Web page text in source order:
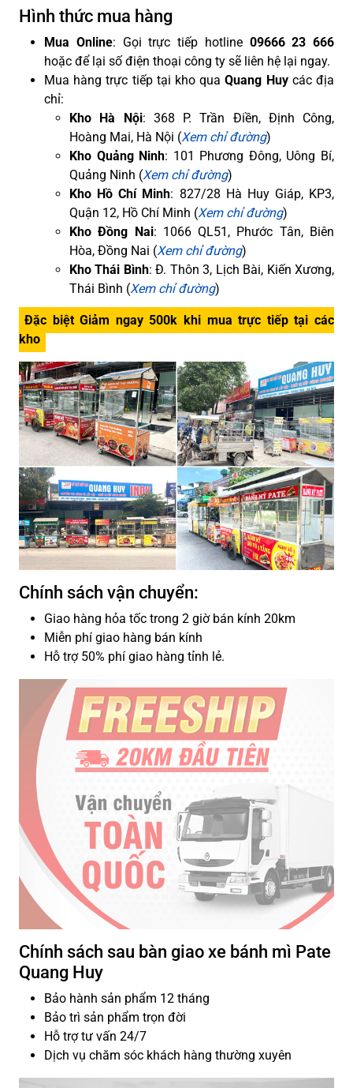
Hình thức mua hàng
Mua Online: Gọi trực tiếp hotline 09666 23 666
hoặc để lại số điện thoại công ty sẽ liên hệ lại ngay.
Mua hàng trực tiếp tại kho quaQuang Huycác địa
chỉ:
Kho Hà Nội: 368 P. Trần Điền, Định Công,
Hoàng Mai, Hà Nội (Xem chỉ đường)
Kho Quảng Ninh: 101 Phương Đông, Uông Bí,
Quảng Ninh (Xem chỉ đường)
Kho Hồ Chí Minh: 827/28 Hà Huy Giáp, KP3,
Quận 12, Hồ Chí Minh (Xem chỉ đường)
Kho Đồng Nai: 1066 QL51, Phước Tân, Biên
Hòa, Đồng Nai (Xem chỉ đường)
Kho Thái Bình: Đ. Thôn 3, Lịch Bài, Kiến Xương,
Thái Bình (Xem chỉ đường)
Đặc biệt Giảm ngay 500k khi mua trực tiếp tại các
kho
Chính sách vận chuyển:
Giao hàng hỏa tốc trong 2 giờ bán kính 20km
Miễn phí giao hàng bán kính
Hỗ trợ 50% phí giao hàng tỉnh lẻ.
Chính sách sau bàn giao xe bánh mì Pate
Quang Huy
Bảo hành sản phẩm 12 tháng
Bảo trì sản phẩm trọn đời
Hỗ trợ tư vấn 24/7
Dịch vụ chăm sóc khách hàng thường xuyên